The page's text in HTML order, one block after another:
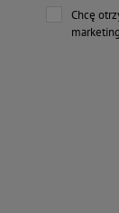
Chcę